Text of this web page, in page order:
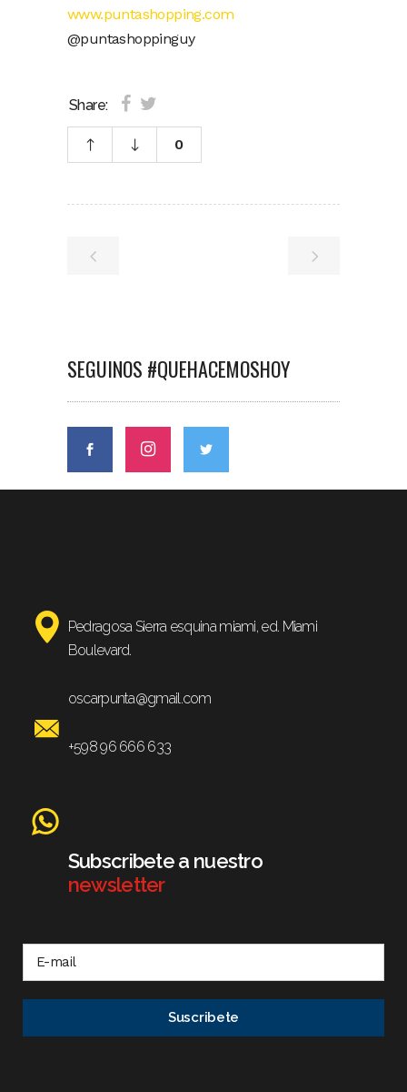
www.puntashopping.com
@puntashoppinguy
Share:
0
SEGUINOS #QUEHACEMOSHOY
Pedragosa Sierra esquina miami, ed. Miami
Boulevard.
oscarpunta@gmail.com
+598 96 666 633
Subscribete a nuestro
newsletter